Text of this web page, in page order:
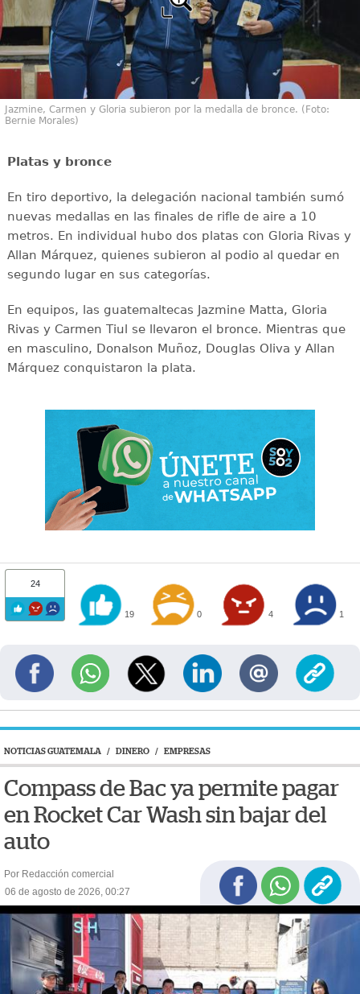
Jazmine, Carmen y Gloria subieron por la medalla de bronce. (Foto:
Bernie Morales)
Platas y bronce
En tiro deportivo, la delegación nacional también sumó
nuevas medallas en las finales de rifle de aire a 10
metros. En individual hubo dos platas con Gloria Rivas y
Allan Márquez, quienes subieron al podio al quedar en
segundo lugar en sus categorías.
En equipos, las guatemaltecas Jazmine Matta, Gloria
Rivas y Carmen Tiul se llevaron el bronce. Mientras que
en masculino, Donalson Muñoz, Douglas Oliva y Allan
Márquez conquistaron la plata.
24
19 0 4 1
NOTICIAS GUATEMALA / DINERO / EMPRESAS
Compass de Bac ya permite pagar
en Rocket Car Wash sin bajar del
auto
Por Redacción comercial
06 de agosto de 2026, 00:27